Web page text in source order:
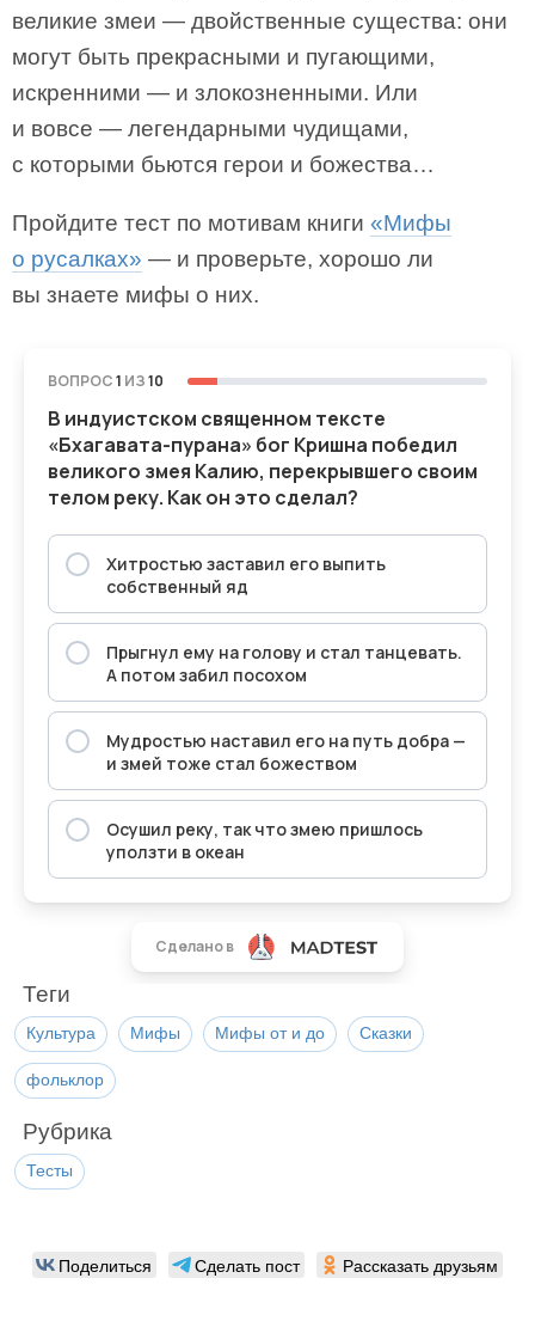
великие змеи — двойственные существа: они
могут быть прекрасными и пугающими,
искренними — и злокозненными. Или
и вовсе — легендарными чудищами,
с которыми бьются герои и божества…
Пройдите тест по мотивам книги «Мифы
о русалках» — и проверьте, хорошо ли
вы знаете мифы о них.
Теги
Культура Мифы Мифы от и до Сказки
фольклор
Рубрика
Тесты
Поделиться Сделать пост Рассказать друзьям